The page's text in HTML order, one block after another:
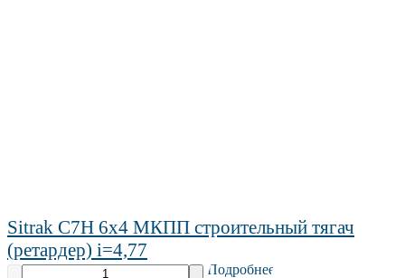
Sitrak C7H 6х4 МКПП строительный тягач
(ретардер) i=4,77
Подробнее